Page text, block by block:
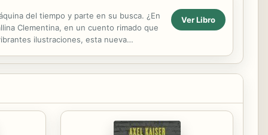
del tiempo y parte en su busca. ¿En
Clementina, en un cuento rimado que
ilustraciones, esta nueva
Ver Libro